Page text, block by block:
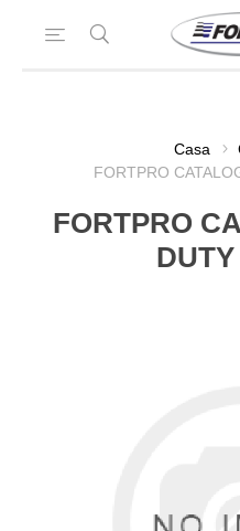
Casa
FORTPRO
FORTPRO